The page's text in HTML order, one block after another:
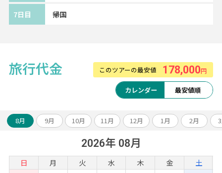
7日目 帰国
旅行代金 このツアーの最安値 178,000円
カレンダー 最安値順
8月 9月 10月 11月 12月 1月 2月
2026年 08月
日 月 火 水 木 金 土